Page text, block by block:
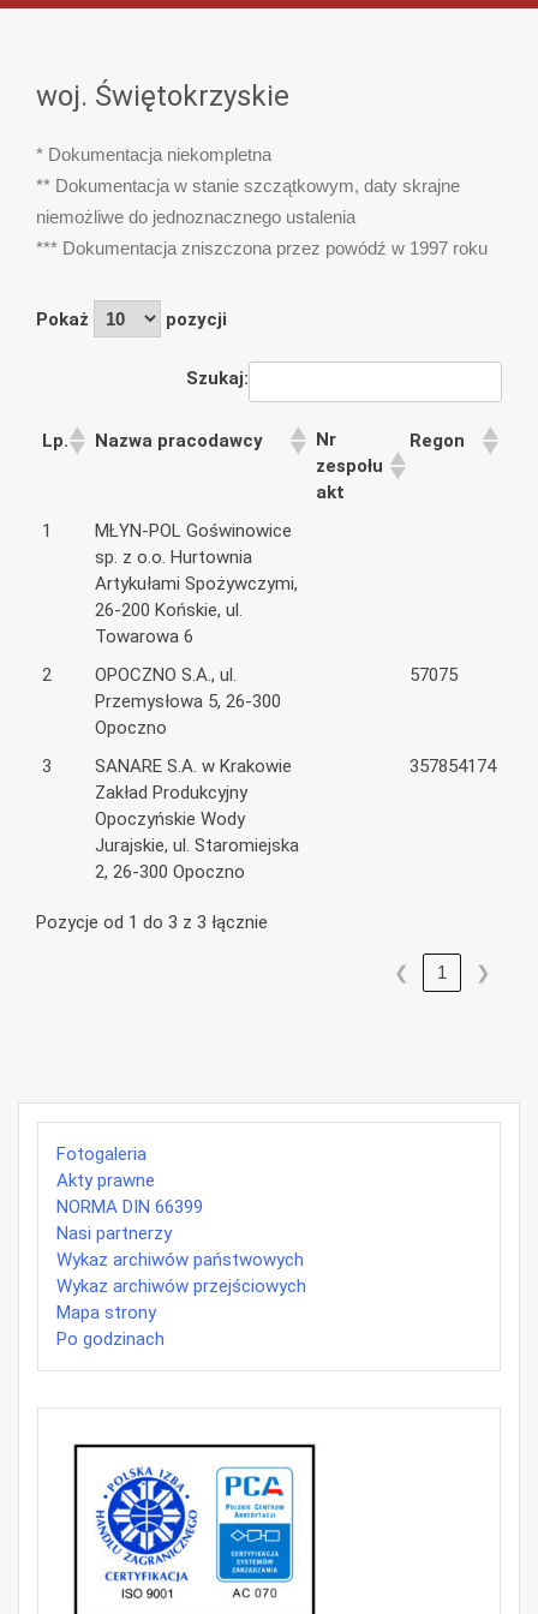
woj. Świętokrzyskie
* Dokumentacja niekompletna
** Dokumentacja w stanie szczątkowym, daty skrajne
niemożliwe do jednoznacznego ustalenia
*** Dokumentacja zniszczona przez powódź w 1997 roku
Pokaż pozycji
Szukaj:
Lp. Nazwa pracodawcy
Nr
zespołu
akt
Regon
1
MŁYN-POL Goświnowice
sp. z o.o. Hurtownia
Artykułami Spożywczymi,
26-200 Końskie, ul.
Towarowa 6
2
OPOCZNO S.A., ul.
Przemysłowa 5, 26-300
Opoczno
57075
3
SANARE S.A. w Krakowie
Zakład Produkcyjny
Opoczyńskie Wody
Jurajskie, ul. Staromiejska
2, 26-300 Opoczno
357854174
Pozycje od 1 do 3 z 3 łącznie
❮ 1 ❯
Fotogaleria
Akty prawne
NORMA DIN 66399
Nasi partnerzy
Wykaz archiwów państwowych
Wykaz archiwów przejściowych
Mapa strony
Po godzinach